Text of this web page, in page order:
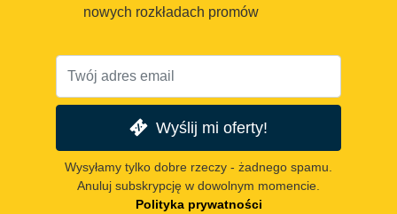
nowych rozkładach promów
Wyślij mi oferty!
Wysyłamy tylko dobre rzeczy - żadnego spamu.
Anuluj subskrypcję w dowolnym momencie.
Polityka prywatności